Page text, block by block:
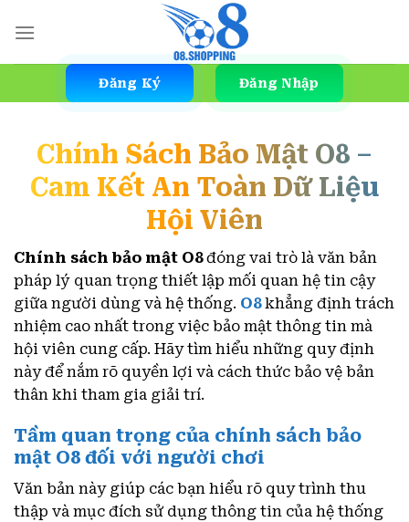
Đăng Ký Đăng Nhập
Chính Sách Bảo Mật O8 –
Cam Kết An Toàn Dữ Liệu
Hội Viên
Chính sách bảo mật O8đóng vai trò là văn bản
pháp lý quan trọng thiết lập mối quan hệ tin cậy
giữa người dùng và hệ thống. O8 khẳng định trách
nhiệm cao nhất trong việc bảo mật thông tin mà
hội viên cung cấp. Hãy tìm hiểu những quy định
này để nắm rõ quyền lợi và cách thức bảo vệ bản
thân khi tham gia giải trí.
Tầm quan trọng của chính sách bảo
mật O8 đối với người chơi
Văn bản này giúp các bạn hiểu rõ quy trình thu
thập và mục đích sử dụng thông tin của hệ thống